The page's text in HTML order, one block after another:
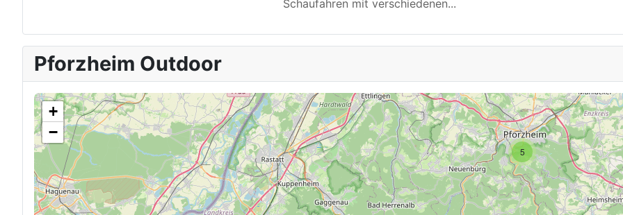
Schaufahren mit verschiedenen...
Pforzheim Outdoor
5
+
−